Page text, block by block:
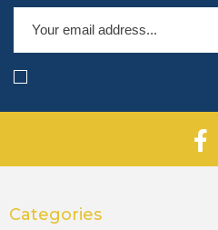
Categories